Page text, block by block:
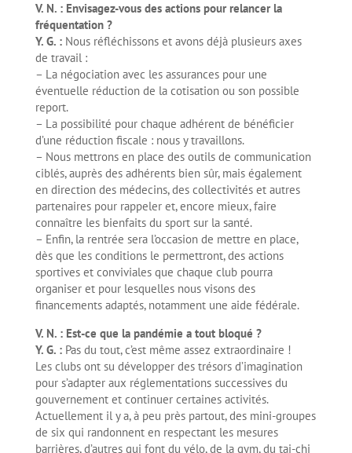
V. N. : Envisagez-vous des actions pour relancer la
fréquentation ?
Y. G. :Nous réfléchissons et avons déjà plusieurs axes
de travail :
– La négociation avec les assurances pour une
éventuelle réduction de la cotisation ou son possible
report.
– La possibilité pour chaque adhérent de bénéficier
d’une réduction fiscale : nous y travaillons.
– Nous mettrons en place des outils de communication
ciblés, auprès des adhérents bien sûr, mais également
en direction des médecins, des collectivités et autres
partenaires pour rappeler et, encore mieux, faire
connaître les bienfaits du sport sur la santé.
– Enfin, la rentrée sera l’occasion de mettre en place,
dès que les conditions le permettront, des actions
sportives et conviviales que chaque club pourra
organiser et pour lesquelles nous visons des
financements adaptés, notamment une aide fédérale.
V. N. : Est-ce que la pandémie a tout bloqué ?
Y. G. :Pas du tout, c’est même assez extraordinaire !
Les clubs ont su développer des trésors d’imagination
pour s’adapter aux réglementations successives du
gouvernement et continuer certaines activités.
Actuellement il y a, à peu près partout, des mini-groupes
de six qui randonnent en respectant les mesures
barrières, d’autres qui font du vélo, de la gym, du tai-chi